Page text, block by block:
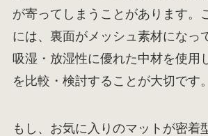
が寄ってしまうことがあります。
には、裏面がメッシュ素材になっ
吸湿・放湿性に優れた中材を使用
を比較・検討することが大切です。
もし、お気に入りのマットが密着